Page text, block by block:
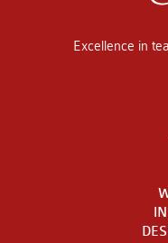
Excellence in